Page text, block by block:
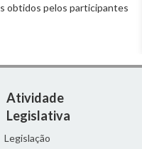
obtidos pelos participantes
Atividade
Legislativa
Legislação